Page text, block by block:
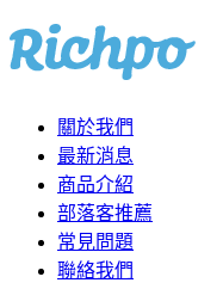
關於我們
最新消息
商品介紹
部落客推薦
常見問題
聯絡我們